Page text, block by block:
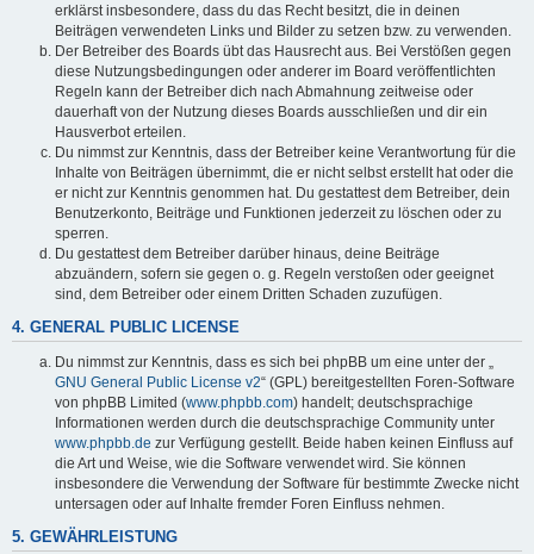
erklärst insbesondere, dass du das Recht besitzt, die in deinen
Beiträgen verwendeten Links und Bilder zu setzen bzw. zu verwenden.
Der Betreiber des Boards übt das Hausrecht aus. Bei Verstößen gegen
diese Nutzungsbedingungen oder anderer im Board veröffentlichten
Regeln kann der Betreiber dich nach Abmahnung zeitweise oder
dauerhaft von der Nutzung dieses Boards ausschließen und dir ein
Hausverbot erteilen.
Du nimmst zur Kenntnis, dass der Betreiber keine Verantwortung für die
Inhalte von Beiträgen übernimmt, die er nicht selbst erstellt hat oder die
er nicht zur Kenntnis genommen hat. Du gestattest dem Betreiber, dein
Benutzerkonto, Beiträge und Funktionen jederzeit zu löschen oder zu
sperren.
Du gestattest dem Betreiber darüber hinaus, deine Beiträge
abzuändern, sofern sie gegen o. g. Regeln verstoßen oder geeignet
sind, dem Betreiber oder einem Dritten Schaden zuzufügen.
4. GENERAL PUBLIC LICENSE
Du nimmst zur Kenntnis, dass es sich bei phpBB um eine unter der „
GNU General Public License v2“ (GPL) bereitgestellten Foren-Software
von phpBB Limited (www.phpbb.com) handelt; deutschsprachige
Informationen werden durch die deutschsprachige Community unter
www.phpbb.de zur Verfügung gestellt. Beide haben keinen Einfluss auf
die Art und Weise, wie die Software verwendet wird. Sie können
insbesondere die Verwendung der Software für bestimmte Zwecke nicht
untersagen oder auf Inhalte fremder Foren Einfluss nehmen.
5. GEWÄHRLEISTUNG